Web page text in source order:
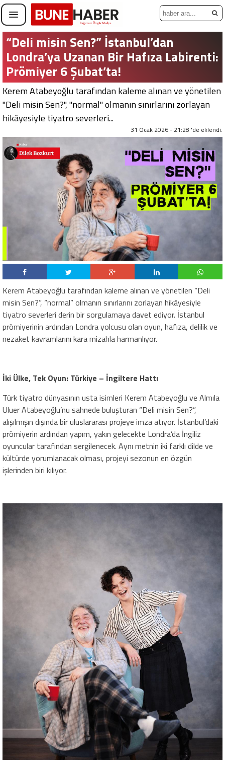
“Deli misin Sen?” İstanbul’dan
Londra’ya Uzanan Bir Hafıza Labirenti:
Prömiyer 6 Şubat’ta!
​Kerem Atabeyoğlu tarafından kaleme alınan ve yönetilen
"Deli misin Sen?", "normal" olmanın sınırlarını zorlayan
hikâyesiyle tiyatro severleri...
31 Ocak 2026 - 21:28 'de eklendi.
​Kerem Atabeyoğlu tarafından kaleme alınan ve yönetilen “Deli
misin Sen?”, “normal” olmanın sınırlarını zorlayan hikâyesiyle
tiyatro severleri derin bir sorgulamaya davet ediyor. İstanbul
prömiyerinin ardından Londra yolcusu olan oyun, hafıza, delilik ve
nezaket kavramlarını kara mizahla harmanlıyor.
​İki Ülke, Tek Oyun: Türkiye – İngiltere Hattı
​Türk tiyatro dünyasının usta isimleri Kerem Atabeyoğlu ve Almıla
Uluer Atabeyoğlu’nu sahnede buluşturan “Deli misin Sen?”,
alışılmışın dışında bir uluslararası projeye imza atıyor. İstanbul’daki
prömiyerin ardından yapım, yakın gelecekte Londra’da İngiliz
oyuncular tarafından sergilenecek. Aynı metnin iki farklı dilde ve
kültürde yorumlanacak olması, projeyi sezonun en özgün
işlerinden biri kılıyor.